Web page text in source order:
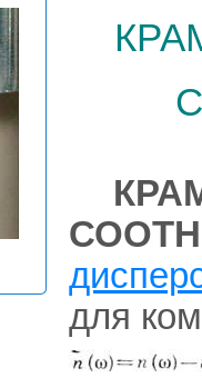
для